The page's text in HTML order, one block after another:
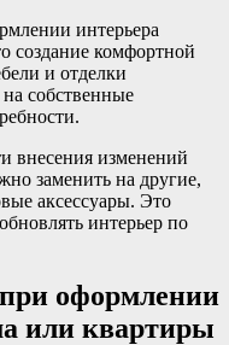
интерьера
создание комфортной
и отделки
собственные
внесения изменений
заменить на другие,
аксессуары. Это
интерьер по
оформлении
или квартиры